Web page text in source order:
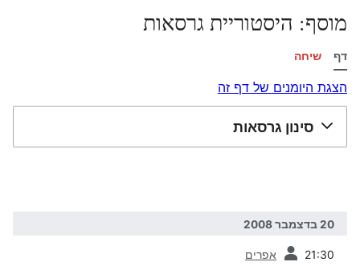
מוסף: היסטוריית גרסאות
דף שיחה
הצגת היומנים של דף זה
סינון גרסאות
20 בדצמבר 2008
21:30 אפרים